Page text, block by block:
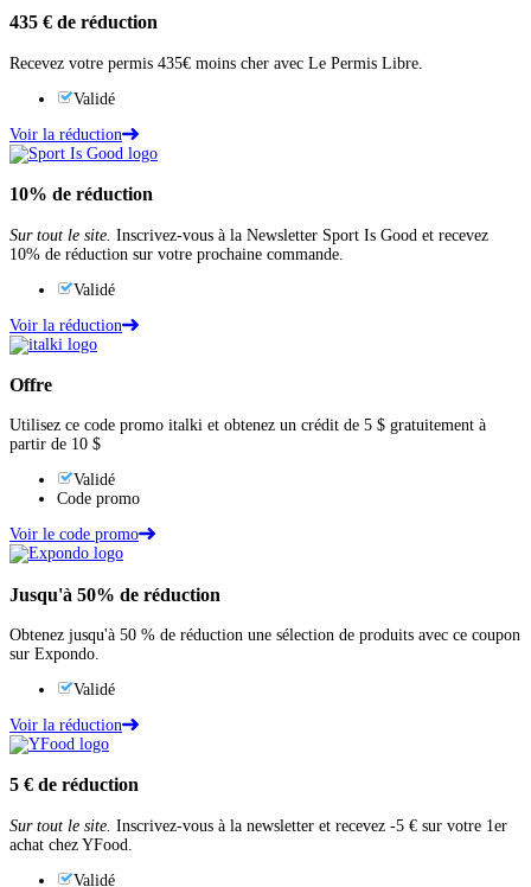
435 € de réduction
Recevez votre permis 435€ moins cher avec Le Permis Libre.
Validé
Voir la réduction
10% de réduction
Sur tout le site. Inscrivez-vous à la Newsletter Sport Is Good et recevez
10% de réduction sur votre prochaine commande.
Validé
Voir la réduction
Offre
Utilisez ce code promo italki et obtenez un crédit de 5 $ gratuitement à
partir de 10 $
Validé
Code promo
Voir le code promo
Jusqu'à 50% de réduction
Obtenez jusqu'à 50 % de réduction une sélection de produits avec ce coupon
sur Expondo.
Validé
Voir la réduction
5 € de réduction
Sur tout le site. Inscrivez-vous à la newsletter et recevez -5 € sur votre 1er
achat chez YFood.
Validé